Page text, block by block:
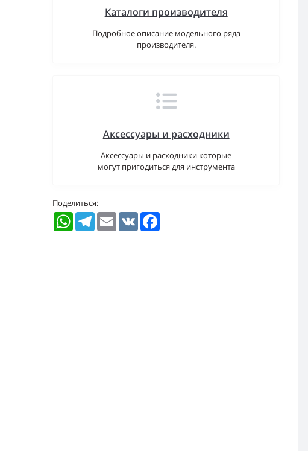
Каталоги производителя
Подробное описание модельного ряда
производителя.
Аксессуары и расходники
Аксессуары и расходники которые
могут пригодиться для инструмента
Поделиться:
WhatsAppTelegramEmail VK